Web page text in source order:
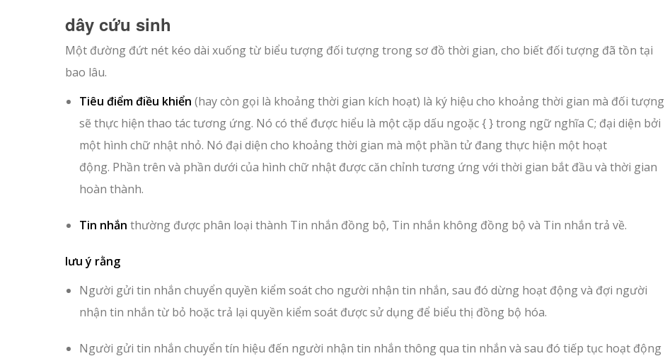
dây cứu sinh
Một đường đứt nét kéo dài xuống từ biểu tượng đối tượng trong sơ đồ thời gian, cho biết đối tượng đã tồn tại
bao lâu.
Tiêu điểm điều khiển (hay còn gọi là khoảng thời gian kích hoạt) là ký hiệu cho khoảng thời gian mà đối tượng
sẽ thực hiện thao tác tương ứng. Nó có thể được hiểu là một cặp dấu ngoặc { } trong ngữ nghĩa C; đại diện bởi
một hình chữ nhật nhỏ. Nó đại diện cho khoảng thời gian mà một phần tử đang thực hiện một hoạt
động. Phần trên và phần dưới của hình chữ nhật được căn chỉnh tương ứng với thời gian bắt đầu và thời gian
hoàn thành.
Tin nhắn thường được phân loại thành Tin nhắn đồng bộ, Tin nhắn không đồng bộ và Tin nhắn trả về.
lưu ý rằng
Người gửi tin nhắn chuyển quyền kiểm soát cho người nhận tin nhắn, sau đó dừng hoạt động và đợi người
nhận tin nhắn từ bỏ hoặc trả lại quyền kiểm soát được sử dụng để biểu thị đồng bộ hóa.
Người gửi tin nhắn chuyển tín hiệu đến người nhận tin nhắn thông qua tin nhắn và sau đó tiếp tục hoạt động